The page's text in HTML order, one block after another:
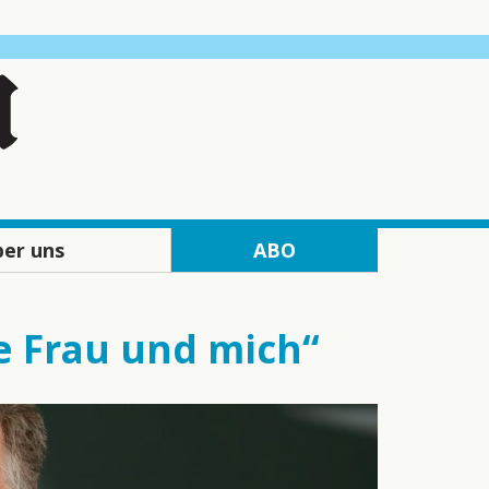
uns ABO
„Dolomiten“ Vorteil
Frau und mich“